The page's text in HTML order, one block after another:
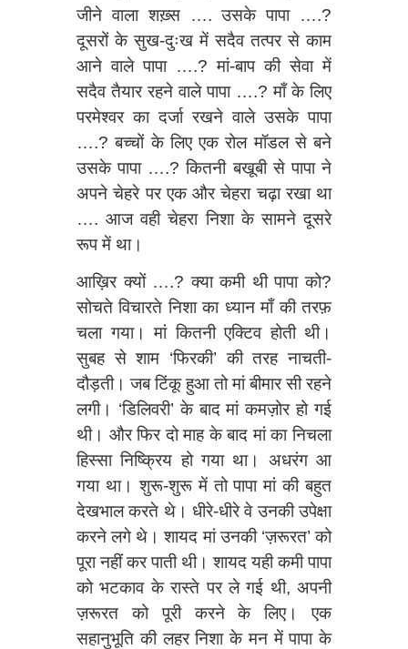
जीने वाला शख़्स …. उसके पापा ….?
दूसरों के सुख-दुःख में सदैव तत्पर से काम
आने वाले पापा ….? मां-बाप की सेवा में
सदैव तैयार रहने वाले पापा ….? माँ के लिए
परमेश्‍वर का दर्जा रखने वाले उसके पापा
….? बच्चों के लिए एक रोल मॉडल से बने
उसके पापा ….? कितनी बखूबी से पापा ने
अपने चेहरे पर एक और चेहरा चढ़ा रखा था
…. आज वही चेहरा निशा के सामने दूसरे
रूप में था।
आख़िर क्यों ….? क्या कमी थी पापा को?
सोचते विचारते निशा का ध्यान माँ की तरफ़
चला गया। मां कितनी एक्टिव होती थी।
सुबह से शाम ‘फिरकी’ की तरह नाचती-
दौड़ती। जब टिंकू हुआ तो मां बीमार सी रहने
लगी। ‘डिलिवरी’ के बाद मां कमज़ोर हो गई
थी। और फिर दो माह के बाद मां का निचला
हिस्सा निष्क्रिय हो गया था। अधरंग आ
गया था। शुरू-शुरू में तो पापा मां की बहुत
देखभाल करते थे। धीरे-धीरे वे उनकी उपेक्षा
करने लगे थे। शायद मां उनकी ‘ज़रूरत’ को
पूरा नहीं कर पाती थी। शायद यही कमी पापा
को भटकाव के रास्ते पर ले गई थी, अपनी
ज़रूरत को पूरी करने के लिए। एक
सहानुभूति की लहर निशा के मन में पापा के